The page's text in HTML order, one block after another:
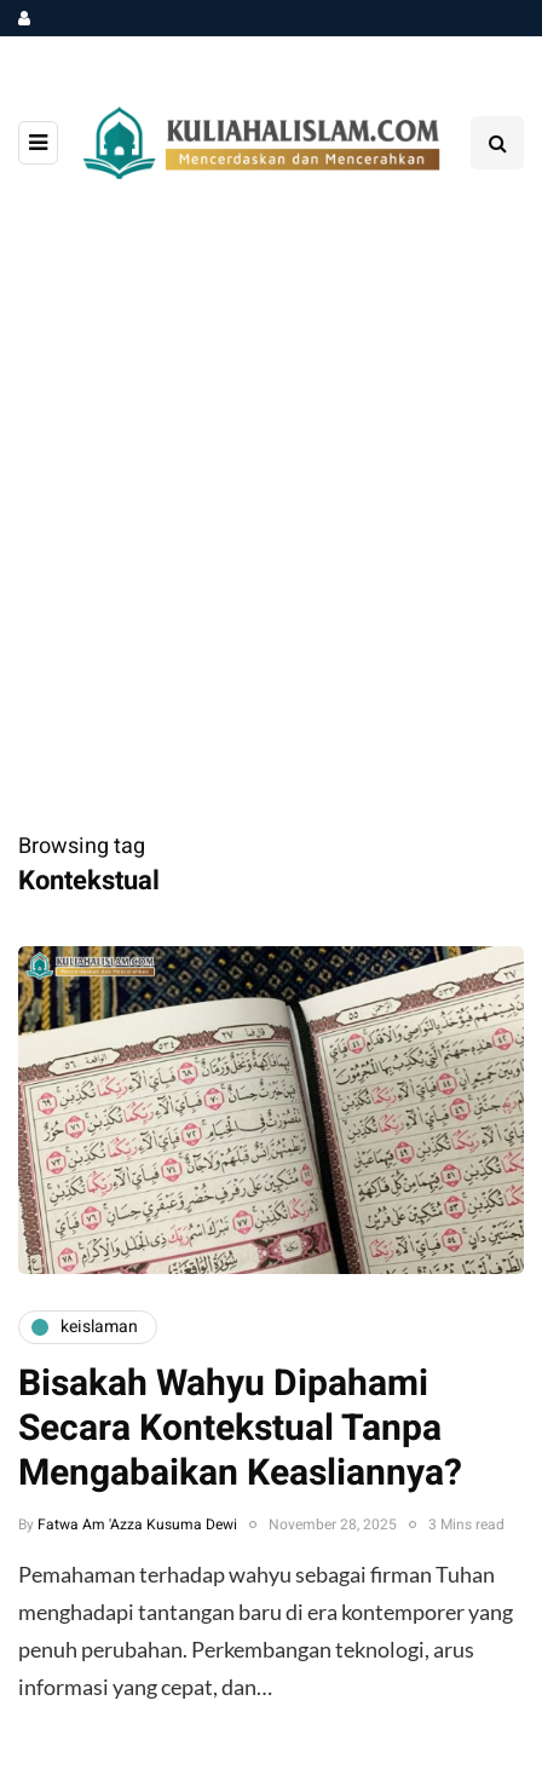
Browsing tag
Kontekstual
keislaman
Bisakah Wahyu Dipahami
Secara Kontekstual Tanpa
Mengabaikan Keasliannya?
By Fatwa Am 'Azza Kusuma Dewi November 28, 2025 3 Mins read
Pemahaman terhadap wahyu sebagai firman Tuhan
menghadapi tantangan baru di era kontemporer yang
penuh perubahan. Perkembangan teknologi, arus
informasi yang cepat, dan…